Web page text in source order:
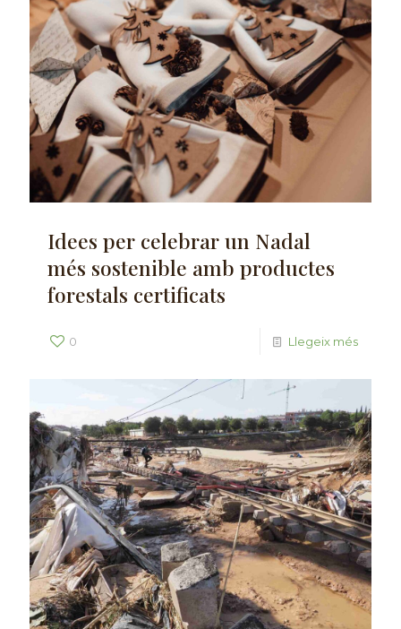
Idees per celebrar un Nadal
més sostenible amb productes
forestals certificats
0 Llegeix més